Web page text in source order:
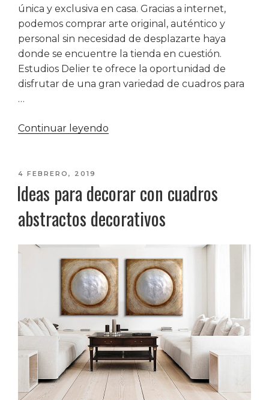
única y exclusiva en casa. Gracias a internet,
podemos comprar arte original, auténtico y
personal sin necesidad de desplazarte haya
donde se encuentre la tienda en cuestión.
Estudios Delier te ofrece la oportunidad de
disfrutar de una gran variedad de cuadros para
…
Continuar leyendo
que
comprar
cuadros
PUBLICADO
4 FEBRERO, 2019
Ideas para decorar con cuadros
abstractos decorativos